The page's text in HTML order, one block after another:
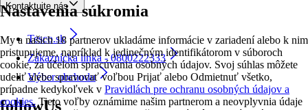
Nastavenia súkromia
My a našich 18 partnerov ukladáme informácie v zariadení alebo k nim
pristupujeme, napríklad k jedinečným identifikátorom v súboroch
cookie, za účelom spracúvania osobných údajov. Svoj súhlas môžete
udeliť alebo spravovať voľbou Prijať alebo Odmietnuť všetko,
prípadne kedykoľvek v Pravidlách pre ochranu osobných údajov a
cookies. Tieto voľby oznámime našim partnerom a neovplyvnia údaje
Kontaktujte nás
Tesco.sk
Zákaznícka linka - 0800222333
Výber obchodu
followUs